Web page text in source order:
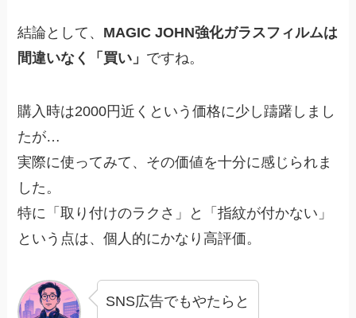
結論として、 MAGIC JOHN強化ガラスフィルムは
間違いなく「買い」 ですね。
購入時は2000円近くという価格に少し躊躇しまし
たが…
実際に使ってみて、その価値を十分に感じられま
した。
特に「取り付けのラクさ」と「指紋が付かない」
という点は、個人的にかなり高評価。
SNS広告でもやたらと